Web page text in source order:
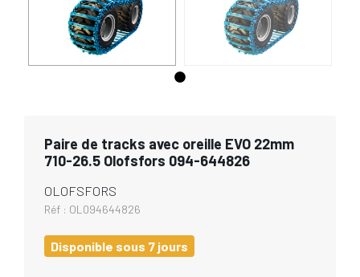
Paire de tracks avec oreille EVO 22mm
710-26.5 Olofsfors 094-644826
OLOFSFORS
Réf : OL094644826
Disponible sous 7 jours